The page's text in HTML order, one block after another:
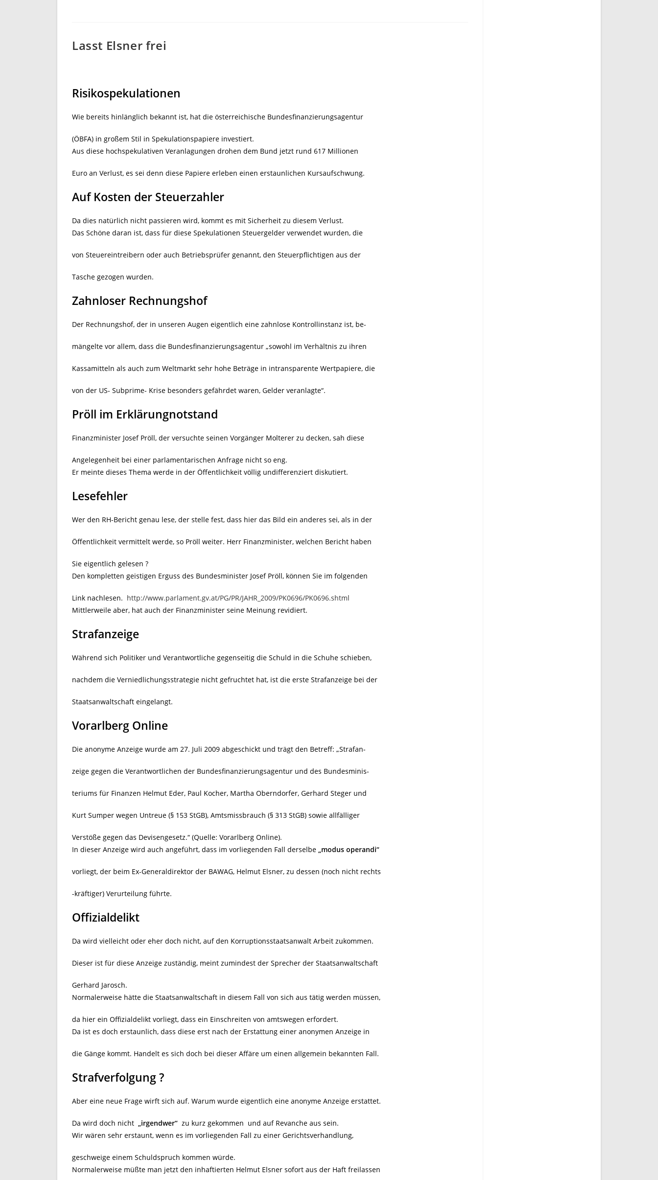
Lasst Elsner frei
Risikospekulationen
Wie bereits hinlänglich bekannt ist, hat die österreichische Bundesfinanzierungsagentur
(ÖBFA) in großem Stil in Spekulationspapiere investiert.
Aus diese hochspekulativen Veranlagungen drohen dem Bund jetzt rund 617 Millionen
Euro an Verlust, es sei denn diese Papiere erleben einen erstaunlichen Kursaufschwung.
Auf Kosten der Steuerzahler
Da dies natürlich nicht passieren wird, kommt es mit Sicherheit zu diesem Verlust.
Das Schöne daran ist, dass für diese Spekulationen Steuergelder verwendet wurden, die
von Steuereintreibern oder auch Betriebsprüfer genannt, den Steuerpflichtigen aus der
Tasche gezogen wurden.
Zahnloser Rechnungshof
Der Rechnungshof, der in unseren Augen eigentlich eine zahnlose Kontrollinstanz ist, be-
mängelte vor allem, dass die Bundesfinanzierungsagentur „sowohl im Verhältnis zu ihren
Kassamitteln als auch zum Weltmarkt sehr hohe Beträge in intransparente Wertpapiere, die
von der US- Subprime- Krise besonders gefährdet waren, Gelder veranlagte“.
Pröll im Erklärungnotstand
Finanzminister Josef Pröll, der versuchte seinen Vorgänger Molterer zu decken, sah diese
Angelegenheit bei einer parlamentarischen Anfrage nicht so eng.
Er meinte dieses Thema werde in der Öffentlichkeit völlig undifferenziert diskutiert.
Lesefehler
Wer den RH-Bericht genau lese, der stelle fest, dass hier das Bild ein anderes sei, als in der
Öffentlichkeit vermittelt werde, so Pröll weiter. Herr Finanzminister, welchen Bericht haben
Sie eigentlich gelesen ?
Den kompletten geistigen Erguss des Bundesminister Josef Pröll, können Sie im folgenden
Link nachlesen. http://www.parlament.gv.at/PG/PR/JAHR_2009/PK0696/PK0696.shtml
Mittlerweile aber, hat auch der Finanzminister seine Meinung revidiert.
Strafanzeige
Während sich Politiker und Verantwortliche gegenseitig die Schuld in die Schuhe schieben,
nachdem die Verniedlichungsstrategie nicht gefruchtet hat, ist die erste Strafanzeige bei der
Staatsanwaltschaft eingelangt.
Vorarlberg Online
Die anonyme Anzeige wurde am 27. Juli 2009 abgeschickt und trägt den Betreff: „Strafan-
zeige gegen die Verantwortlichen der Bundesfinanzierungsagentur und des Bundesminis-
teriums für Finanzen Helmut Eder, Paul Kocher, Martha Oberndorfer, Gerhard Steger und
Kurt Sumper wegen Untreue (§ 153 StGB), Amtsmissbrauch (§ 313 StGB) sowie allfälliger
Verstöße gegen das Devisengesetz.“ (Quelle: Vorarlberg Online).
In dieser Anzeige wird auch angeführt, dass im vorliegenden Fall derselbe „modus operandi“
vorliegt, der beim Ex-Generaldirektor der BAWAG, Helmut Elsner, zu dessen (noch nicht rechts
-kräftiger) Verurteilung führte.
Offizialdelikt
Da wird vielleicht oder eher doch nicht, auf den Korruptionsstaatsanwalt Arbeit zukommen.
Dieser ist für diese Anzeige zuständig, meint zumindest der Sprecher der Staatsanwaltschaft
Gerhard Jarosch.
Normalerweise hätte die Staatsanwaltschaft in diesem Fall von sich aus tätig werden müssen,
da hier ein Offizialdelikt vorliegt, dass ein Einschreiten von amtswegen erfordert.
Da ist es doch erstaunlich, dass diese erst nach der Erstattung einer anonymen Anzeige in
die Gänge kommt. Handelt es sich doch bei dieser Affäre um einen allgemein bekannten Fall.
Strafverfolgung ?
Aber eine neue Frage wirft sich auf. Warum wurde eigentlich eine anonyme Anzeige erstattet.
Da wird doch nicht „irgendwer“ zu kurz gekommen und auf Revanche aus sein.
Wir wären sehr erstaunt, wenn es im vorliegenden Fall zu einer Gerichtsverhandlung,
geschweige einem Schuldspruch kommen würde.
Normalerweise müßte man jetzt den inhaftierten Helmut Elsner sofort aus der Haft freilassen